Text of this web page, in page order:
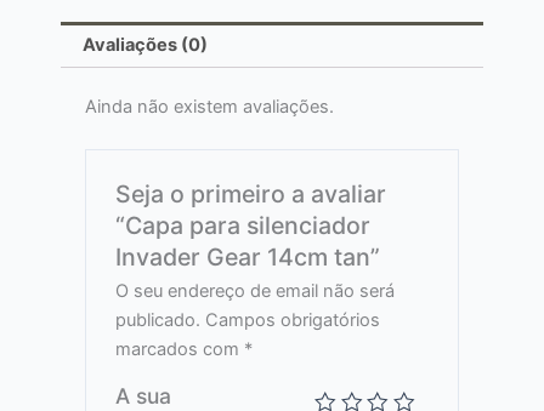
Avaliações (0)
Ainda não existem avaliações.
Seja o primeiro a avaliar
“Capa para silenciador
Invader Gear 14cm tan”
O seu endereço de email não será
publicado. Campos obrigatórios
marcados com *
A sua